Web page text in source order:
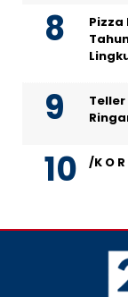
Pizza
Teller
/K O